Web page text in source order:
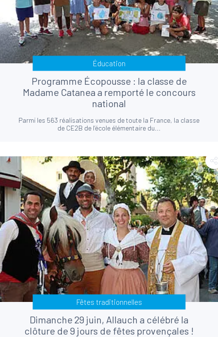
Éducation
Programme Écopousse : la classe de
Madame Catanea a remporté le concours
national
Parmi les 563 réalisations venues de toute la France, la classe
de CE2B de l’école élémentaire du...
Fêtes traditionnelles
Dimanche 29 juin, Allauch a célébré la
clôture de 9 jours de fêtes provençales !